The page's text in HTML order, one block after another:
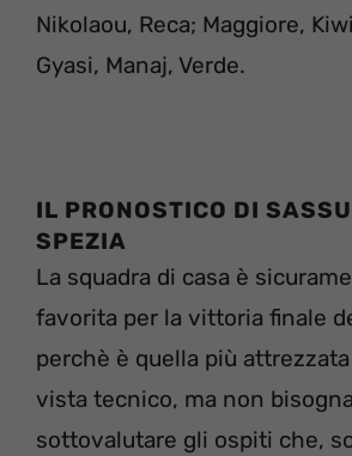
Nikolaou, Reca; Maggiore,
Gyasi, Manaj, Verde.
IL PRONOSTICO DI
SPEZIA
La squadra di casa è
favorita per la vittoria finale
perchè è quella più
vista tecnico, ma non bisogna
sottovalutare gli ospiti che,